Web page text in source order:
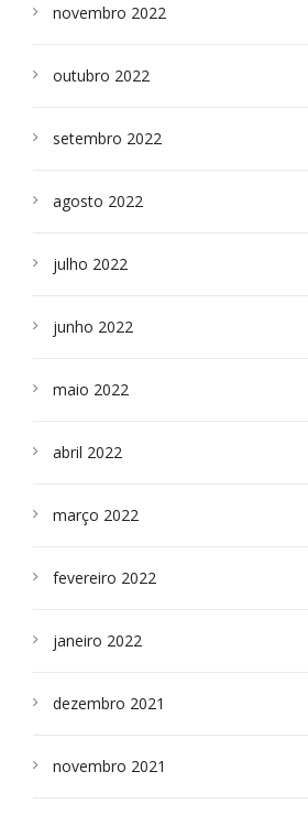
novembro 2022
outubro 2022
setembro 2022
agosto 2022
julho 2022
junho 2022
maio 2022
abril 2022
março 2022
fevereiro 2022
janeiro 2022
dezembro 2021
novembro 2021